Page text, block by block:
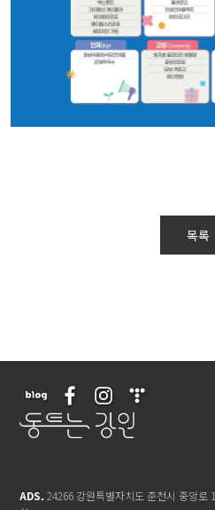
목록
ADS.24266 강원특별자치도 춘천시 중앙로